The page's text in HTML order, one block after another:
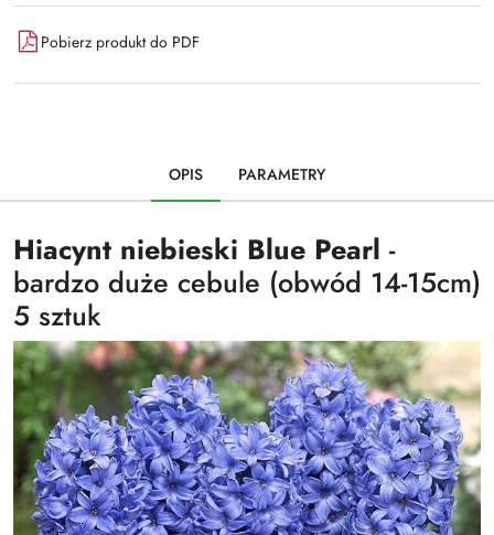
Pobierz produkt do PDF
OPIS PARAMETRY
Hiacynt niebieski Blue Pearl -
bardzo duże cebule (obwód 14-15cm)
5 sztuk